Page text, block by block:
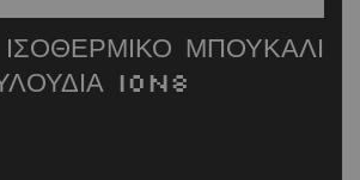
ΜΠΟΥΚΑΛΙ
ION8